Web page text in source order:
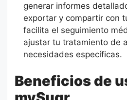
generar informes
exportar y compartir con
facilita el seguimiento
ajustar tu tratamiento de
necesidades específicas.
Beneficios de